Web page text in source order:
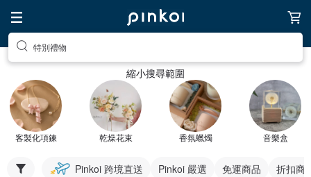
特別禮物
縮小搜尋範圍
客製化項鍊 乾燥花束 香氛蠟燭 音樂盒
Pinkoi 跨境直送 Pinkoi 嚴選 免運商品 折扣商